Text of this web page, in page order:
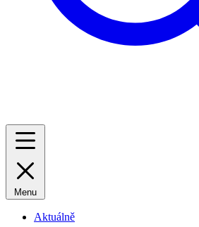
Menu
Aktuálně